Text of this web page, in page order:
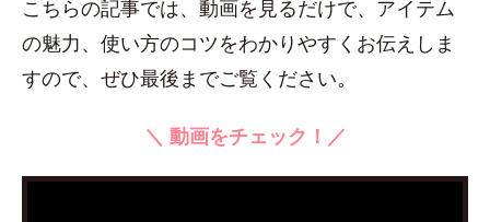
こちらの記事では、動画を見るだけで、アイテム
の魅力、使い方のコツをわかりやすくお伝えしま
すので、ぜひ最後までご覧ください。
＼ 動画をチェック！／